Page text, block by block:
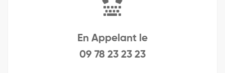
En Appelant le
09 78 23 23 23